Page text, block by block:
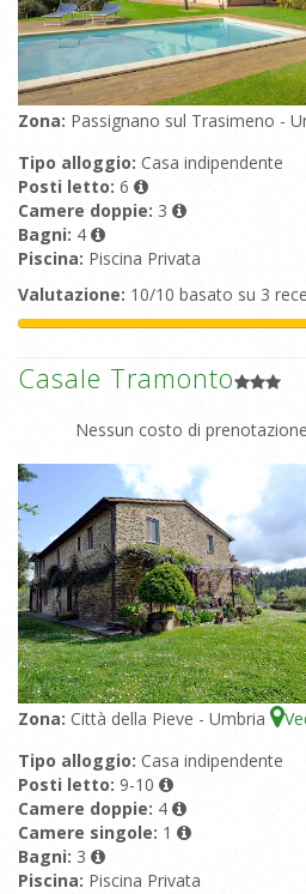
Zona: Passignano sul Trasimeno -
Tipo alloggio: Casa indipendente
Posti letto: 6
Camere doppie: 3
Bagni: 4
Piscina: Piscina Privata
Valutazione: 10/10 basato su 3
Casale Tramonto
Nessun costo di prenotazione
Zona: Città della Pieve - Umbria
Tipo alloggio: Casa indipendente
Posti letto: 9-10
Camere doppie: 4
Camere singole: 1
Bagni: 3
Piscina: Piscina Privata